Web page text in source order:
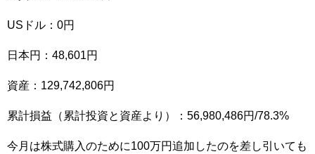
USドル：0円
日本円：48,601円
資産：129,742,806円
累計損益（累計投資と資産より）：56,980,486円/78.3%
今月は株式購入のために100万円追加したのを差し引いても